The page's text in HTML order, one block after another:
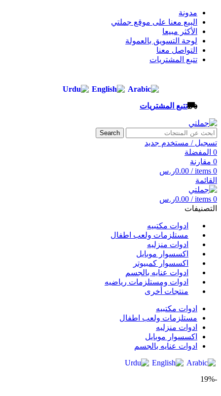
مدونة
البيع معنا على موقع جملتي
الأكثر مبيعا
لوحة التسويق بالعمولة
التواصل معنا
تتبع المشتريات
تتبع المشتريات
Search
تسجيل / مستخدم جديد
0 المفضلة
0 مقارنة
0
items
/
0.00ر.س
القائمة
0
items
/
0.00ر.س
التصنيفات
ادوات مكتبيه
مستلزمات ولعب اطفال
ادوات منزليه
اكسسوار موبايل
اكسسوار كمبيوتر
ادوات عنايه بالجسم
ادوات ومستلزمات رياضيه
منتجات أخرى
ادوات مكتبيه
مستلزمات ولعب اطفال
ادوات منزليه
اكسسوار موبايل
ادوات عنايه بالجسم
-19%